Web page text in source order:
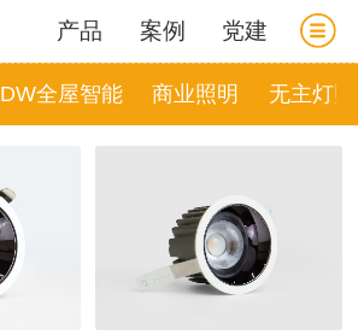
产品 案例 党建
DW全屋智能 商业照明 无主灯